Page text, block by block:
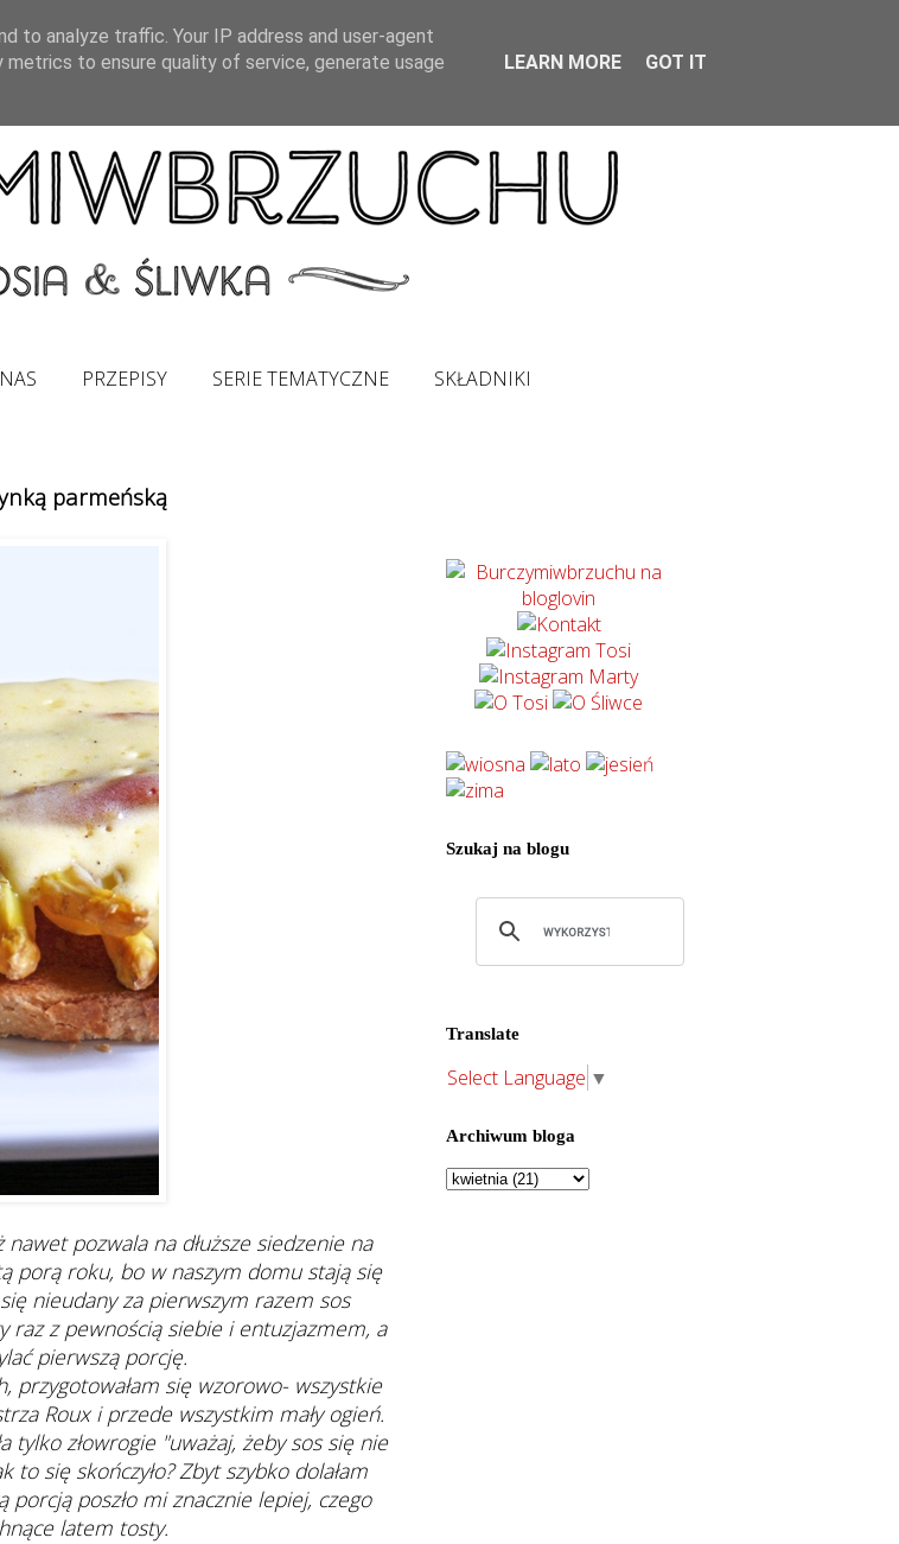
PRZEPISY SERIE TEMATYCZNE SKŁADNIKI
parmeńską
pozwala na dłuższe siedzenie na
porą roku, bo w naszym domu stają się
nieudany za pierwszym razem sos
raz z pewnością siebie i entuzjazmem, a
pierwszą porcję.
przygotowałam się wzorowo- wszystkie
Roux i przede wszystkim mały ogień.
tylko złowrogie "uważaj, żeby sos się nie
to się skończyło? Zbyt szybko dolałam
porcją poszło mi znacznie lepiej, czego
latem tosty.
Szukaj na blogu
Translate
Select Language ▼
Archiwum bloga
to analyze traffic. Your IP address and user-agent
to ensure quality of service, generate usage
LEARN MORE GOT IT